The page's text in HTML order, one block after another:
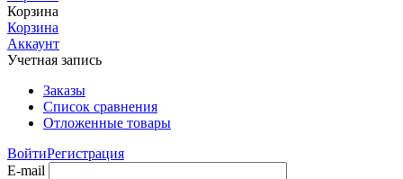
Корзина
Корзина
Аккаунт
Учетная запись
Заказы
Список сравнения
Отложенные товары
ВойтиРегистрация
E-mail